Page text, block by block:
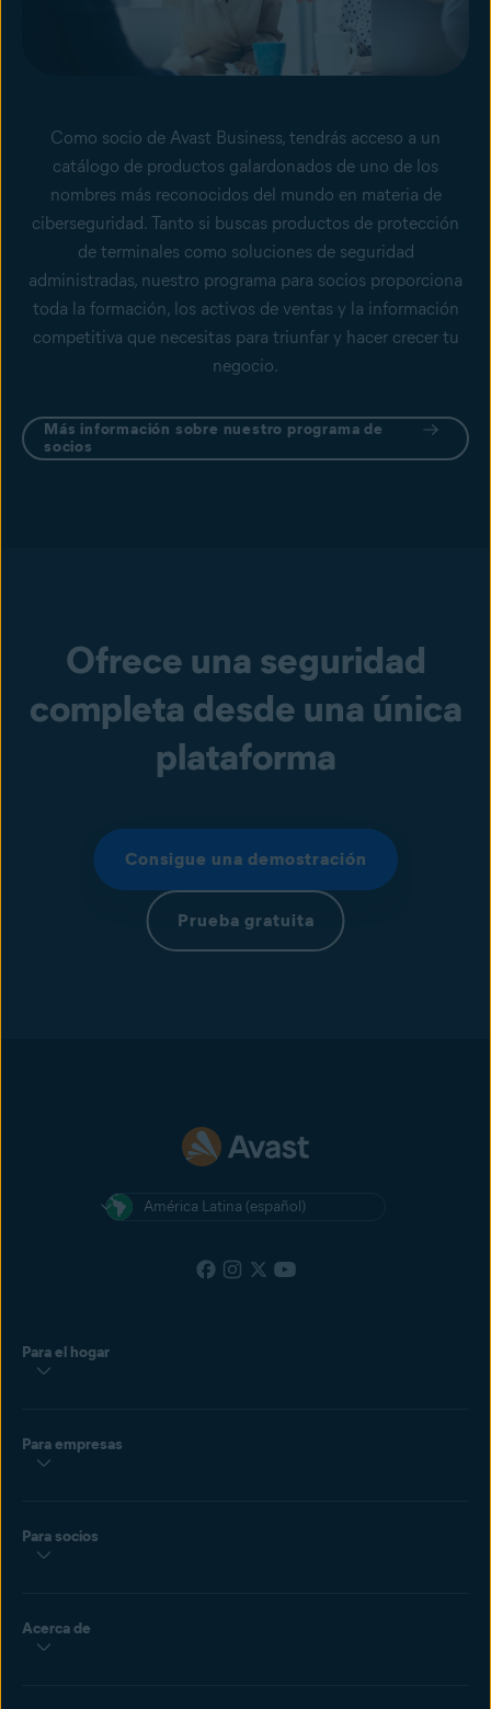
Como socio de Avast Business, tendrás acceso a un
catálogo de productos galardonados de uno de los
nombres más reconocidos del mundo en materia de
ciberseguridad. Tanto si buscas productos de protección
de terminales como soluciones de seguridad
administradas, nuestro programa para socios proporciona
toda la formación, los activos de ventas y la información
competitiva que necesitas para triunfar y hacer crecer tu
negocio.
Más información sobre nuestro programa de
socios
Ofrece una seguridad
completa desde una única
plataforma
Consigue una demostración
Prueba gratuita
América Latina (español)
Para el hogar
Para empresas
Para socios
Acerca de